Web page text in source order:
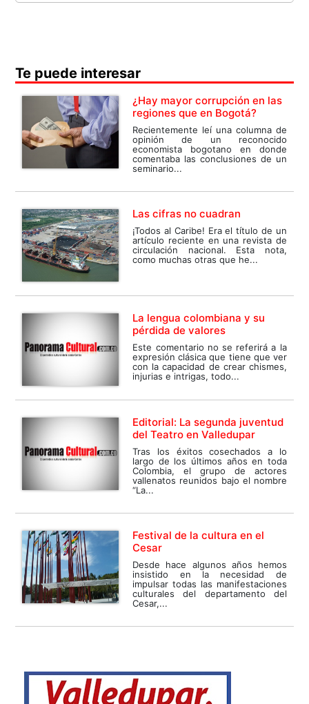
Te puede interesar
¿Hay mayor corrupción en las
regiones que en Bogotá?
Recientemente leí una columna de
opinión de un reconocido
economista bogotano en donde
comentaba las conclusiones de un
seminario...
Las cifras no cuadran
¡Todos al Caribe! Era el título de un
artículo reciente en una revista de
circulación nacional. Esta nota,
como muchas otras que he...
La lengua colombiana y su
pérdida de valores
Este comentario no se referirá a la
expresión clásica que tiene que ver
con la capacidad de crear chismes,
injurias e intrigas, todo...
Editorial: La segunda juventud
del Teatro en Valledupar
Tras los éxitos cosechados a lo
largo de los últimos años en toda
Colombia, el grupo de actores
vallenatos reunidos bajo el nombre
“La...
Festival de la cultura en el
Cesar
Desde hace algunos años hemos
insistido en la necesidad de
impulsar todas las manifestaciones
culturales del departamento del
Cesar,...